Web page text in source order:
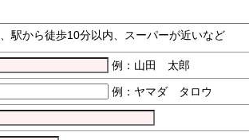
駅から徒歩10分以内、スーパーが近いなど
例：山田 太郎
例：ヤマダ タロウ